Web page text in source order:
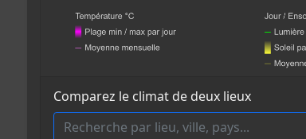
Comparez le climat de deux lieux